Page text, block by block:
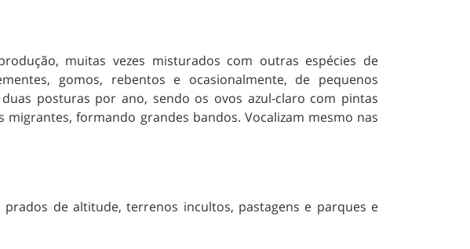
muitas vezes misturados com outras espécies de
gomos, rebentos e ocasionalmente, de pequenos
posturas por ano, sendo os ovos azul-claro com pintas
formando grandes bandos. Vocalizam mesmo nas
de altitude, terrenos incultos, pastagens e parques e